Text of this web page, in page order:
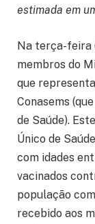
estimada em
Na terça-feira
membros do
que
Conasems
de Saúde).
Único de
com idades
vacinados
população
recebido aos